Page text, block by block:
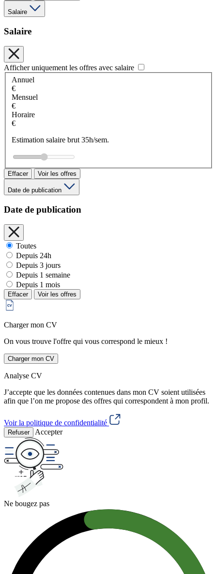
Salaire
Salaire
Afficher uniquement les offres avec salaire
Annuel
€
Mensuel
€
Horaire
€
Estimation salaire brut 35h/sem.
Effacer Voir les offres
Date de publication
Date de publication
Toutes
Depuis 24h
Depuis 3 jours
Depuis 1 semaine
Depuis 1 mois
Effacer Voir les offres
Charger mon CV
On vous trouve l'offre qui vous correspond le mieux !
Charger mon CV
Analyse CV
J’accepte que les données contenues dans mon CV soient utilisées
afin que l’on me propose des offres qui correspondent à mon profil.
Voir la politique de confidentialité
Refuser Accepter
Ne bougez pas